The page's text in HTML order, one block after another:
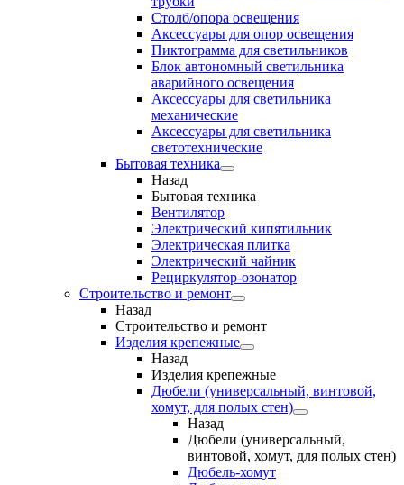
Столб/опора освещения
Аксессуары для опор освещения
Пиктограмма для светильников
Блок автономный светильника
аварийного освещения
Аксессуары для светильника
механические
Аксессуары для светильника
светотехнические
Бытовая техника
Назад
Бытовая техника
Вентилятор
Электрический кипятильник
Электрическая плитка
Электрический чайник
Рециркулятор-озонатор
Строительство и ремонт
Назад
Строительство и ремонт
Изделия крепежные
Назад
Изделия крепежные
Дюбели (универсальный, винтовой,
хомут, для полых стен)
Назад
Дюбели (универсальный,
винтовой, хомут, для полых стен)
Дюбель-хомут